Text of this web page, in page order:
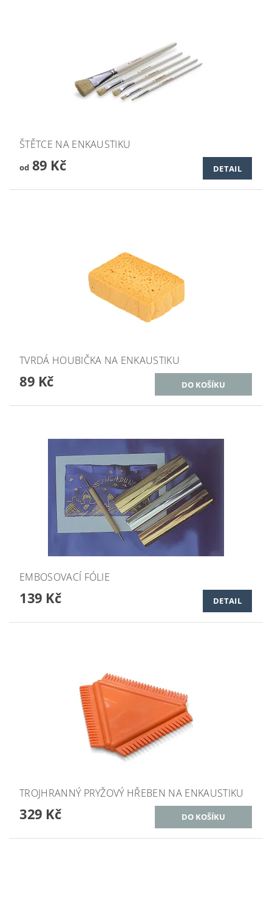
ŠTĚTCE NA ENKAUSTIKU
od89 Kč DETAIL
TVRDÁ HOUBIČKA NA ENKAUSTIKU
89 Kč
EMBOSOVACÍ FÓLIE
139 Kč DETAIL
TROJHRANNÝ PRYŽOVÝ HŘEBEN NA ENKAUSTIKU
329 Kč